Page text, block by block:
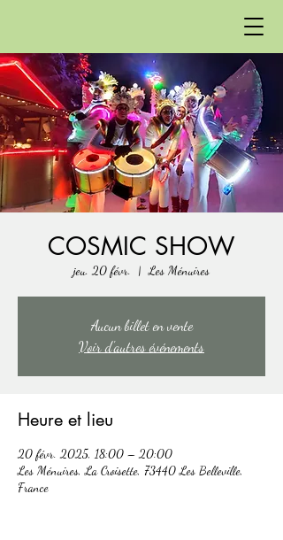
COSMIC SHOW
jeu. 20 févr.
  |
Les Ménuires
Aucun billet en vente
Voir d'autres événements
Heure et lieu
20 févr. 2025, 18:00 – 20:00
Les Ménuires, La Croisette, 73440 Les Belleville,
France